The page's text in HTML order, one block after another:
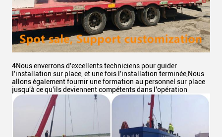
4Nous enverrons d'excellents techniciens pour guider
l'installation sur place, et une fois l'installation terminée,Nous
allons également fournir une formation au personnel sur place
jusqu'à ce qu'ils deviennent compétents dans l'opération